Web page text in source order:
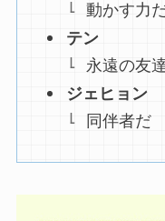
動かす力
テン
永遠の友
ジェヒョン
同伴者だ